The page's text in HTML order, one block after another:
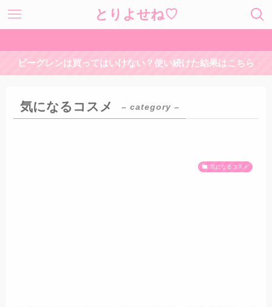
とりよせね♡
ビーグレンは買ってはいけない？使い続けた結果はこちら
気になるコスメ – category –
気になるコスメ